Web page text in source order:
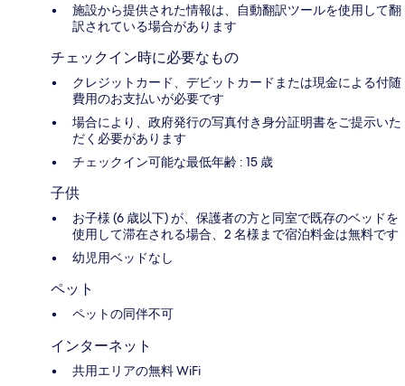
施設から提供された情報は、自動翻訳ツールを使用して翻
訳されている場合があります
チェックイン時に必要なもの
クレジットカード、デビットカードまたは現金による付随
費用のお支払いが必要です
場合により、政府発行の写真付き身分証明書をご提示いた
だく必要があります
チェックイン可能な最低年齢 : 15 歳
子供
お子様 (6 歳以下) が、保護者の方と同室で既存のベッドを
使用して滞在される場合、2 名様まで宿泊料金は無料です
幼児用ベッドなし
ペット
ペットの同伴不可
インターネット
共用エリアの無料 WiFi